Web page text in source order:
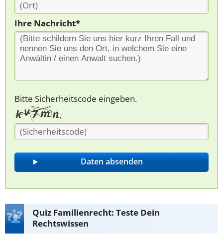
Ihre Nachricht*
Bitte Sicherheitscode eingeben.
Quiz Familienrecht: Teste Dein
Rechtswissen